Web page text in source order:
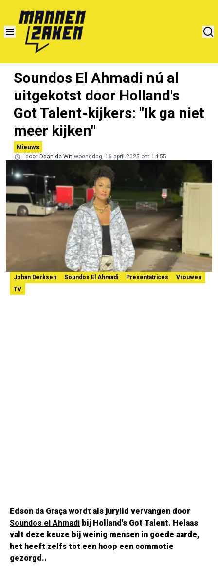
Soundos El Ahmadi nú al
uitgekotst door Holland's
Got Talent-kijkers: "Ik ga niet
meer kijken"
Nieuws
door Daan de Wit woensdag, 16 april 2025 om 14:55
Johan Derksen Soundos El Ahmadi Presentatrices
Vrouwen
TV
Edson da Graça wordt als jurylid vervangen door
Soundos el Ahmadi bij Holland's Got Talent. Helaas
valt deze keuze bij weinig mensen in goede aarde,
het heeft zelfs tot een hoop een commotie
gezorgd..